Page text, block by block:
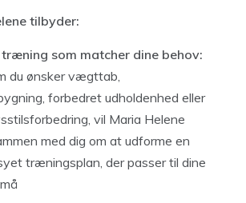
tilbyder:
træning som matcher dine behov:
du ønsker vægttab,
forbedret udholdenhed eller
vil Maria Helene
med dig om at udforme en
træningsplan, der passer til dine